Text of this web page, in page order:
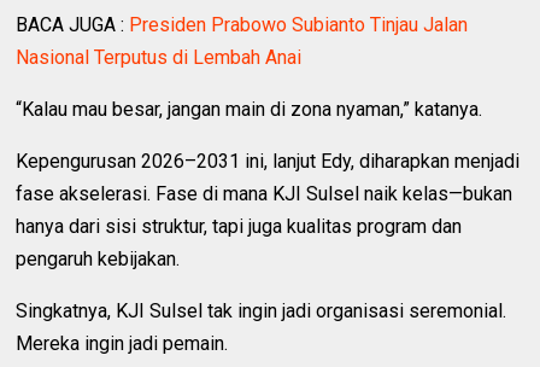
BACA JUGA : Presiden Prabowo Subianto Tinjau Jalan
Nasional Terputus di Lembah Anai
“Kalau mau besar, jangan main di zona nyaman,” katanya.
Kepengurusan 2026–2031 ini, lanjut Edy, diharapkan menjadi
fase akselerasi. Fase di mana KJI Sulsel naik kelas—bukan
hanya dari sisi struktur, tapi juga kualitas program dan
pengaruh kebijakan.
Singkatnya, KJI Sulsel tak ingin jadi organisasi seremonial.
Mereka ingin jadi pemain.